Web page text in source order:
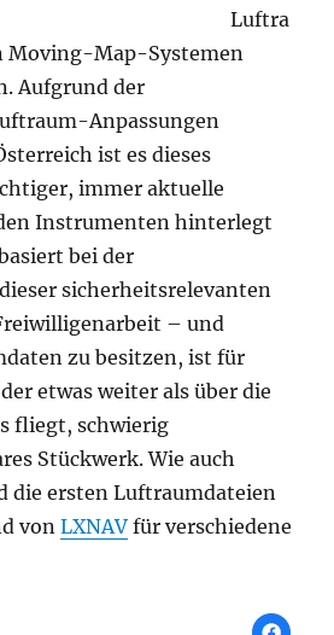
Luftra
Moving-Map-Systemen
Aufgrund der
Anpassungen
ist es dieses
immer aktuelle
Instrumenten hinterlegt
bei der
sicherheitsrelevanten
– und
zu besitzen, ist für
etwas weiter als über die
fliegt, schwierig
Stückwerk. Wie auch
die ersten Luftraumdateien
vonLXNAV für verschiedene